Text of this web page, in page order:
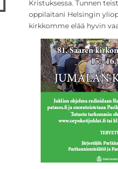
Kristuksessa. Tunnen
oppilaitani Helsingin
kirkkomme elää hyvin